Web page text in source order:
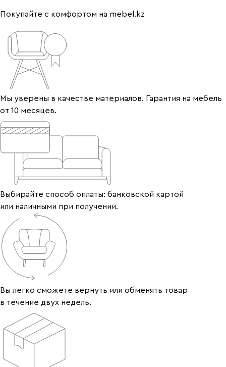
Покупайте с комфортом на mebel.kz
Мы уверены в качестве материалов. Гарантия на мебель
от 10 месяцев.
Выбирайте способ оплаты: банковской картой
или наличными при получении.
Вы легко сможете вернуть или обменять товар
в течение двух недель.